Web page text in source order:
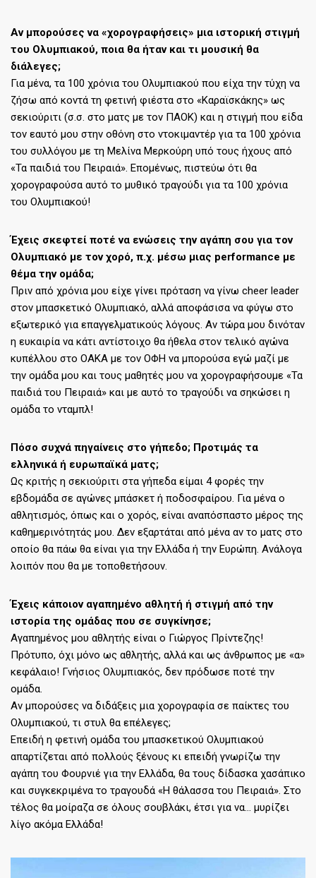
Αν μπορούσες να «χορογραφήσεις» μια ιστορική στιγμή
του Ολυμπιακού, ποια θα ήταν και τι μουσική θα
διάλεγες;
Για μένα, τα 100 χρόνια του Ολυμπιακού που είχα την τύχη να
ζήσω από κοντά τη φετινή φιέστα στο «Καραϊσκάκης» ως
σεκιούριτι (σ.σ. στο ματς με τον ΠΑΟΚ) και η στιγμή που είδα
τον εαυτό μου στην οθόνη στο ντοκιμαντέρ για τα 100 χρόνια
του συλλόγου με τη Μελίνα Μερκούρη υπό τους ήχους από
«Τα παιδιά του Πειραιά». Επομένως, πιστεύω ότι θα
χορογραφούσα αυτό το μυθικό τραγούδι για τα 100 χρόνια
του Ολυμπιακού!
Έχεις σκεφτεί ποτέ να ενώσεις την αγάπη σου για τον
Ολυμπιακό με τον χορό, π.χ. μέσω μιας performance με
θέμα την ομάδα;
Πριν από χρόνια μου είχε γίνει πρόταση να γίνω cheer leader
στον μπασκετικό Ολυμπιακό, αλλά αποφάσισα να φύγω στο
εξωτερικό για επαγγελματικούς λόγους. Αν τώρα μου δινόταν
η ευκαιρία να κάτι αντίστοιχο θα ήθελα στον τελικό αγώνα
κυπέλλου στο ΟΑΚΑ με τον ΟΦΗ να μπορούσα εγώ μαζί με
την ομάδα μου και τους μαθητές μου να χορογραφήσουμε «Τα
παιδιά του Πειραιά» και με αυτό το τραγούδι να σηκώσει η
ομάδα το νταμπλ!
Πόσο συχνά πηγαίνεις στο γήπεδο; Προτιμάς τα
ελληνικά ή ευρωπαϊκά ματς;
Ως κριτής η σεκιούριτι στα γήπεδα είμαι 4 φορές την
εβδομάδα σε αγώνες μπάσκετ ή ποδοσφαίρου. Για μένα ο
αθλητισμός, όπως και ο χορός, είναι αναπόσπαστο μέρος της
καθημερινότητάς μου. Δεν εξαρτάται από μένα αν το ματς στο
οποίο θα πάω θα είναι για την Ελλάδα ή την Ευρώπη. Ανάλογα
λοιπόν που θα με τοποθετήσουν.
Έχεις κάποιον αγαπημένο αθλητή ή στιγμή από την
ιστορία της ομάδας που σε συγκίνησε;
Αγαπημένος μου αθλητής είναι ο Γιώργος Πρίντεζης!
Πρότυπο, όχι μόνο ως αθλητής, αλλά και ως άνθρωπος με «α»
κεφάλαιο! Γνήσιος Ολυμπιακός, δεν πρόδωσε ποτέ την
ομάδα.
Αν μπορούσες να διδάξεις μια χορογραφία σε παίκτες του
Ολυμπιακού, τι στυλ θα επέλεγες;
Επειδή η φετινή ομάδα του μπασκετικού Ολυμπιακού
απαρτίζεται από πολλούς ξένους κι επειδή γνωρίζω την
αγάπη του Φουρνιέ για την Ελλάδα, θα τους δίδασκα χασάπικο
και συγκεκριμένα το τραγουδά «Η θάλασσα του Πειραιά». Στο
τέλος θα μοίραζα σε όλους σουβλάκι, έτσι για να… μυρίζει
λίγο ακόμα Ελλάδα!